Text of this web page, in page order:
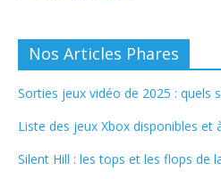
Nos Articles Phares
Sorties jeux vidéo de 2025 : quels
Liste des jeux Xbox disponibles et
Silent Hill : les tops et les flops de